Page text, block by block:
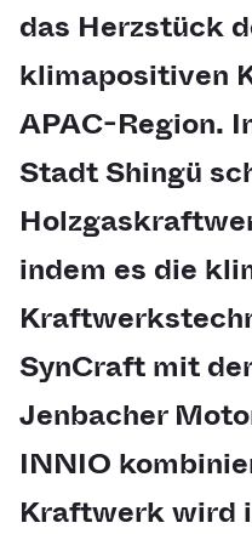
das Herzstück
klimapositiven
APAC-Region.
Stadt Shingü
indem es die
SynCraft mit
Jenbacher
INNIO
Kraftwerk wird